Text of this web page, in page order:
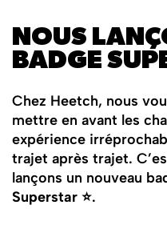
NOUS
BADGE
Chez Heetch, nous
mettre en avant les
expérience
trajet après trajet.
lançons un nouveau
Superstar ⭐.